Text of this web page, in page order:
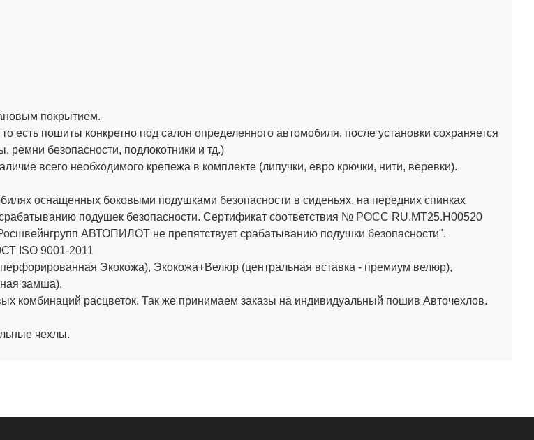
покрытием.
есть пошиты конкретно под салон определенного автомобиля, после установки сохраняется
ремни безопасности, подлокотники и тд.)
всего необходимого крепежа в комплекте (липучки, евро крючки, нити, веревки).
оснащенных боковыми подушками безопасности в сиденьях, на передних спинках
подушек безопасности. Сертификат соответствия № РОСС RU.МТ25.Н00520
АВТОПИЛОТ не препятствует срабатыванию подушки безопасности".
ISO 9001-2011
Экокожа), Экокожа+Велюр (центральная вставка - премиум велюр),
замша).
комбинаций расцветок. Так же принимаем заказы на индивидуальный пошив Авточехлов.
чехлы.